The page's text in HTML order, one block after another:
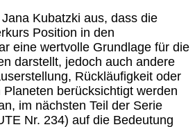
Kubatzki aus, dass die
Position in den
eine wertvolle Grundlage für die
darstellt, jedoch auch andere
Rückläufigkeit oder
berücksichtigt werden
im nächsten Teil der Serie
Nr. 234) auf die Bedeutung